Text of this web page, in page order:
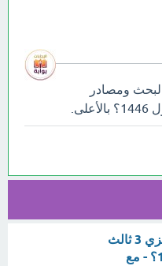
ومصادر
حل كتاب الطالب الانجليزي 3 ثالث
ثانوي الفصل الاول 1446؟ - مع